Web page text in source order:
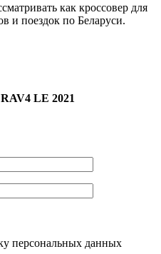
как кроссовер для
и поездок по Беларуси.
LE 2021
персональных данных